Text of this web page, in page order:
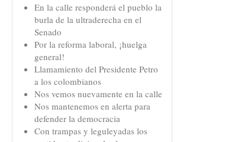
En la calle responderá el pueblo la
burla de la ultraderecha en el
Senado
Por la reforma laboral, ¡huelga
general!
Llamamiento del Presidente Petro
a los colombianos
Nos vemos nuevamente en la calle
Nos mantenemos en alerta para
defender la democracia
Con trampas y leguleyadas los